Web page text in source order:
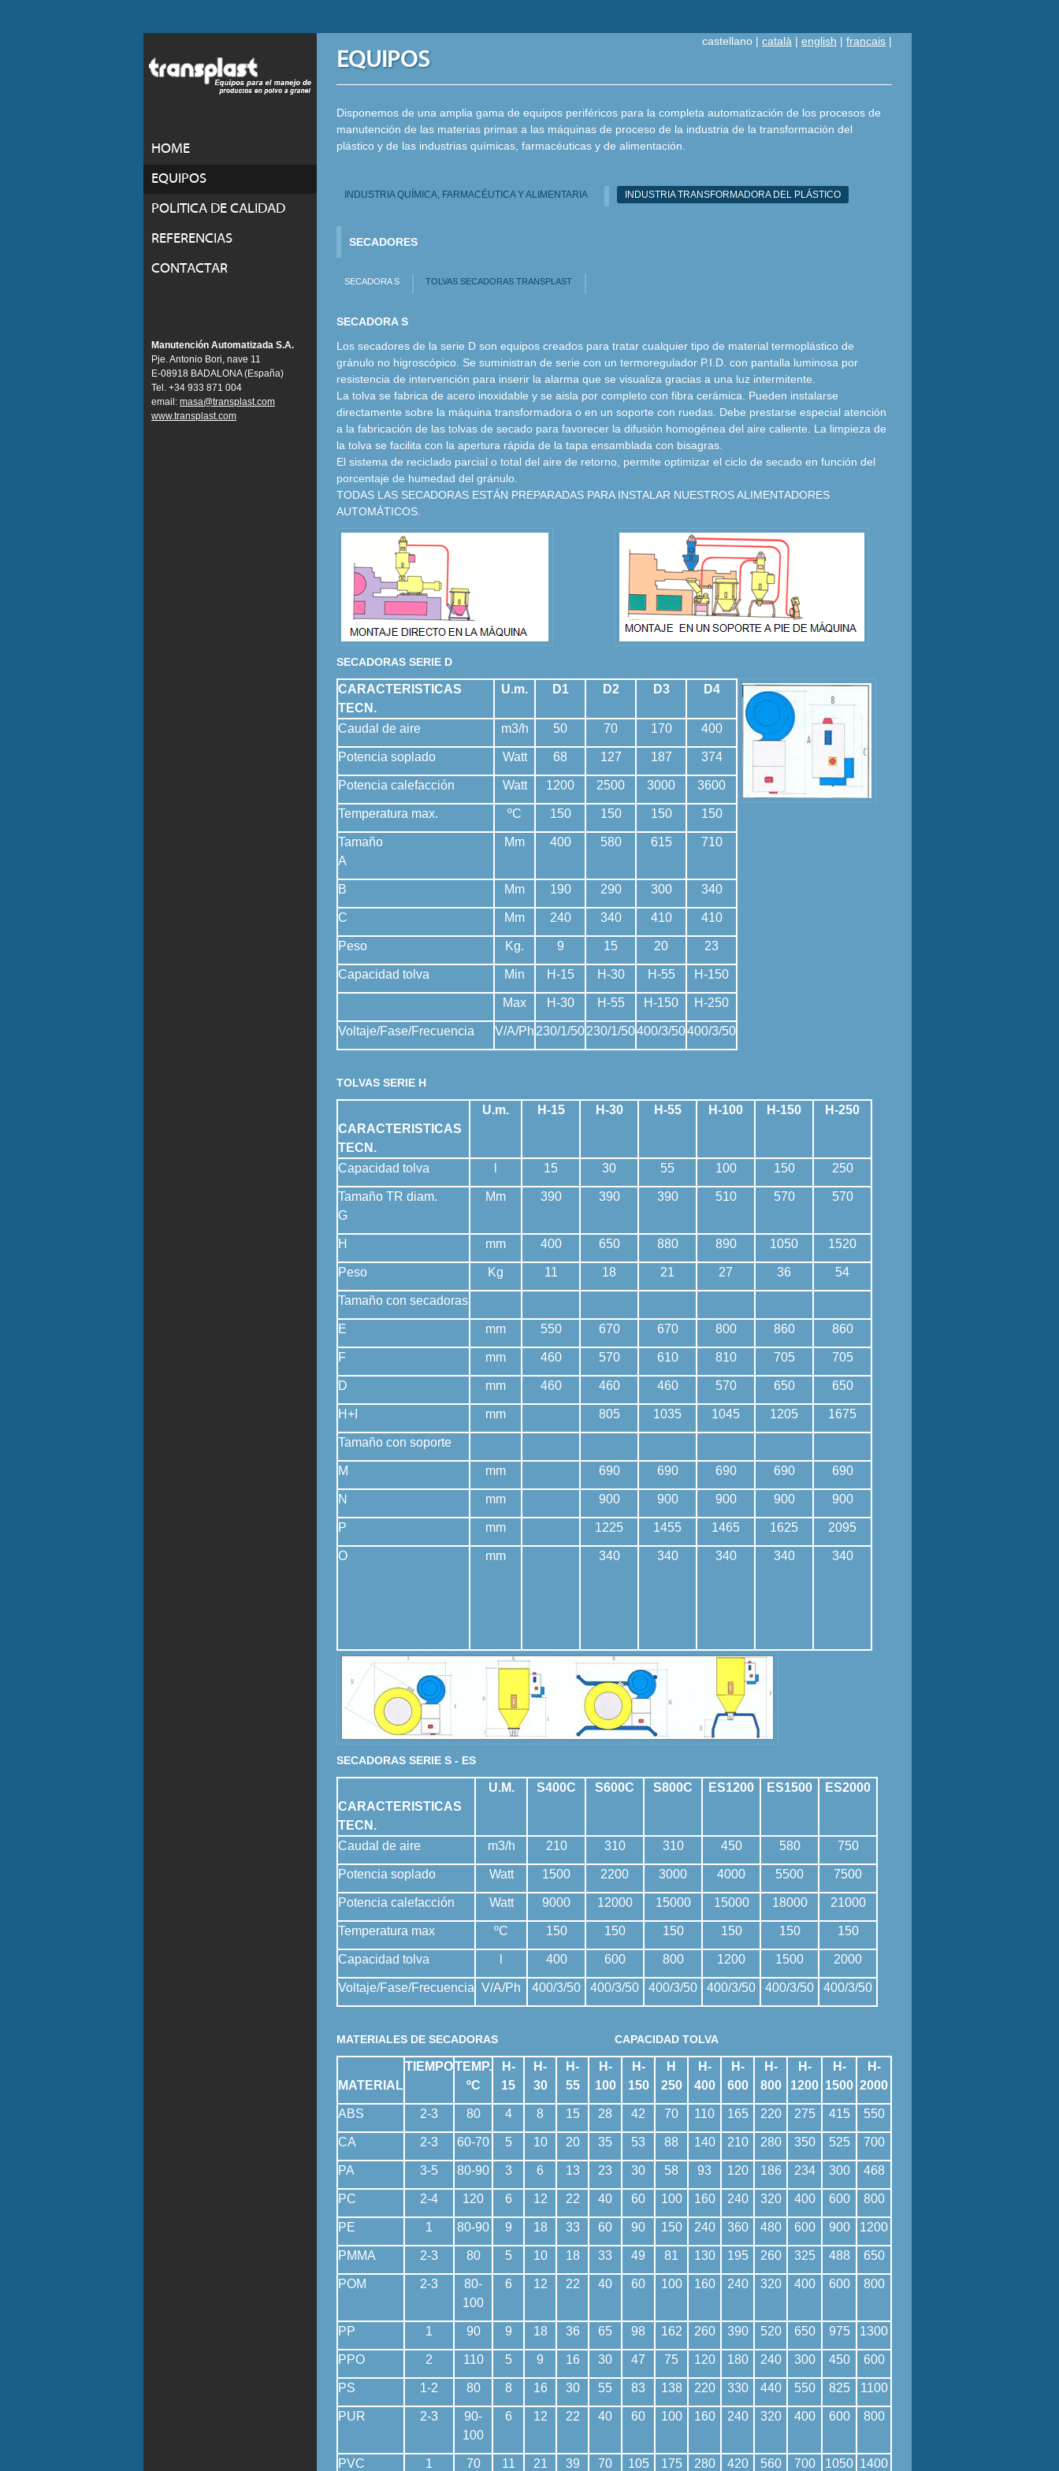
HOME
EQUIPOS
POLITICA DE CALIDAD
REFERENCIAS
CONTACTAR
Manutención Automatizada S.A.
Pje. Antonio Bori, nave 11
E-08918 BADALONA (España)
Tel. +34 933 871 004
email: masa@transplast.com
www.transplast.com
castellano | català | english | francais |
EQUIPOS
Disponemos de una amplia gama de equipos periféricos para la completa automatización de los procesos de
manutención de las materias primas a las máquinas de proceso de la industria de la transformación del
plástico y de las industrias químicas, farmacéuticas y de alimentación.
INDUSTRIA QUÍMICA, FARMACÉUTICA Y ALIMENTARIA INDUSTRIA TRANSFORMADORA DEL PLÁSTICO
SECADORES
SECADORA S TOLVAS SECADORAS TRANSPLAST
SECADORA S
Los secadores de la serie D son equipos creados para tratar cualquier tipo de material termoplástico de
gránulo no higroscópico. Se suministran de serie con un termoregulador P.I.D. con pantalla luminosa por
resistencia de intervención para inserir la alarma que se visualiza gracias a una luz intermitente.
La tolva se fabrica de acero inoxidable y se aisla por completo con fibra cerámica. Pueden instalarse
directamente sobre la máquina transformadora o en un soporte con ruedas. Debe prestarse especial atención
a la fabricación de las tolvas de secado para favorecer la difusión homogénea del aire caliente. La limpieza de
la tolva se facilita con la apertura rápida de la tapa ensamblada con bisagras.
El sistema de reciclado parcial o total del aire de retorno, permite optimizar el ciclo de secado en función del
porcentaje de humedad del gránulo.
TODAS LAS SECADORAS ESTÁN PREPARADAS PARA INSTALAR NUESTROS ALIMENTADORES
AUTOMÁTICOS.
SECADORAS SERIE D
CARACTERISTICAS
TECN.
U.m. D1 D2 D3 D4
Caudal de aire m3/h 50 70 170 400
Potencia soplado Watt 68 127 187 374
Potencia calefacción Watt 1200 2500 3000 3600
Temperatura max. ºC 150 150 150 150
Tamaño
A
Mm 400 580 615 710
B Mm 190 290 300 340
C Mm 240 340 410 410
Peso Kg. 9 15 20 23
Capacidad tolva Min H-15 H-30 H-55 H-150
Max H-30 H-55 H-150 H-250
Voltaje/Fase/Frecuencia V/A/Ph 230/1/50230/1/50400/3/50400/3/50
TOLVAS SERIE H
CARACTERISTICAS
TECN.
U.m. H-15 H-30 H-55 H-100 H-150 H-250
Capacidad tolva 15 30 55 100 150 250
Tamaño TR diam.
G
Mm 390 390 390 510 570 570
H mm 400 650 880 890 1050 1520
Peso Kg 11 18 21 27 36 54
Tamaño con secadoras
E mm 550 670 670 800 860 860
F mm 460 570 610 810 705 705
D mm 460 460 460 570 650 650
H+I mm 805 1035 1045 1205 1675
Tamaño con soporte
M mm 690 690 690 690 690
N mm 900 900 900 900 900
P mm 1225 1455 1465 1625 2095
O mm 340 340 340 340 340
SECADORAS SERIE S - ES
CARACTERISTICAS
TECN.
U.M. S400C S600C S800C ES1200 ES1500 ES2000
Caudal de aire m3/h 210 310 310 450 580 750
Potencia soplado Watt 1500 2200 3000 4000 5500 7500
Potencia calefacción Watt 9000 12000 15000 15000 18000 21000
Temperatura max ºC 150 150 150 150 150 150
Capacidad tolva 400 600 800 1200 1500 2000
Voltaje/Fase/Frecuencia V/A/Ph 400/3/50 400/3/50 400/3/50 400/3/50 400/3/50 400/3/50
MATERIALES DE SECADORAS CAPACIDAD TOLVA
MATERIAL
TIEMPOTEMP.
ºC
H-
15
H-
30
H-
55
H-
100
H-
150
H
250
H-
400
H-
600
H-
800
H-
1200
H-
1500
H-
2000
ABS 2-3 80 4 8 15 28 42 70 110 165 220 275 415 550
CA 2-3 60-70 5 10 20 35 53 88 140 210 280 350 525 700
PA 3-5 80-90 3 6 13 23 30 58 93 120 186 234 300 468
PC 2-4 120 6 12 22 40 60 100 160 240 320 400 600 800
PE 1 80-90 9 18 33 60 90 150 240 360 480 600 900 1200
PMMA 2-3 80 5 10 18 33 49 81 130 195 260 325 488 650
POM 2-3
80-
100
6 12 22 40 60 100 160 240 320 400 600 800
PP 1 90 9 18 36 65 98 162 260 390 520 650 975 1300
PPO 2 110 5 9 16 30 47 75 120 180 240 300 450 600
PS 1-2 80 8 16 30 55 83 138 220 330 440 550 825 1100
PUR 2-3
90-
100
6 12 22 40 60 100 160 240 320 400 600 800
PVC 1 70 11 21 39 70 105 175 280 420 560 700 1050 1400